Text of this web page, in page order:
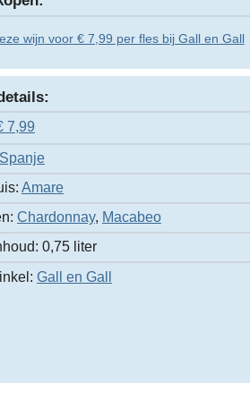
wijn voor € 7,99 per fles bij Gall en Gall
7,99
Spanje
Amare
Chardonnay, Macabeo
0,75 liter
Gall en Gall